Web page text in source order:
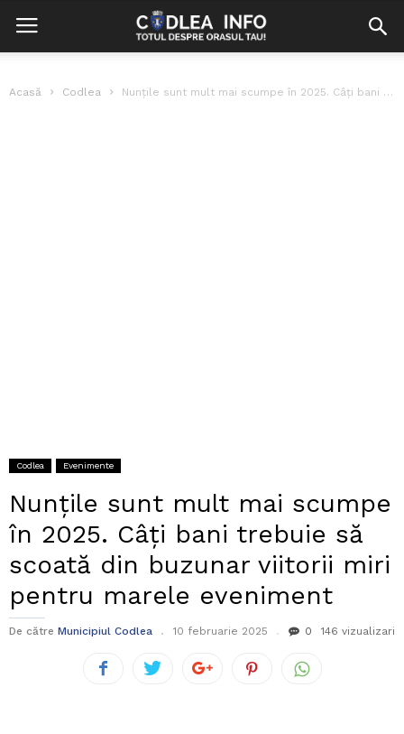
Acasă Codlea Nunțile sunt mult mai scumpe în 2025. Câți bani trebuie să scoată...
Codlea Evenimente
Nunțile sunt mult mai scumpe
în 2025. Câți bani trebuie să
scoată din buzunar viitorii miri
pentru marele eveniment
De către Municipiul Codlea 10 februarie 2025 0 146 vizualizari